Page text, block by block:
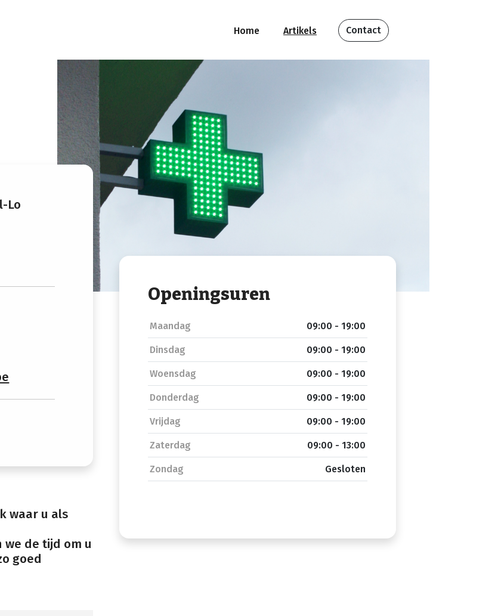
Home Artikels Contact
Lo
Openingsuren
Maandag 09:00 - 19:00
Dinsdag 09:00 - 19:00
Woensdag 09:00 - 19:00
Donderdag 09:00 - 19:00
Vrijdag 09:00 - 19:00
Zaterdag 09:00 - 13:00
Zondag Gesloten
waar u als
de tijd om u
goed